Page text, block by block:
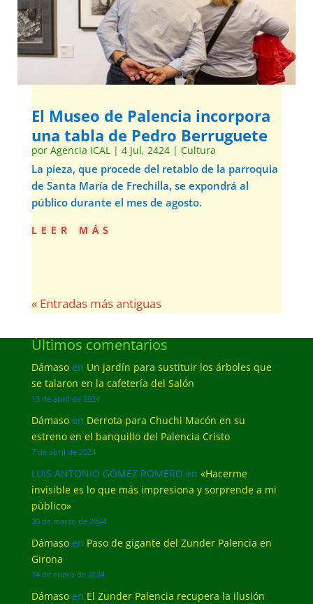
El Museo de Palencia incorpora
una tabla de Pedro Berruguete
por Agencia ICAL| 4 Jul, 2424| Cultura
La pieza, que procede del retablo de la parroquia
de Santa María de Frechilla, se expondrá al
público durante el mes de agosto.
leer más
« Entradas más antiguas
Últimos comentarios
Dámasoen Un jardín para sustituir los árboles que
se talaron en la cafetería del Salón
13 de abril de 2024
Dámasoen Derrota para Chuchi Macón en su
estreno en el banquillo del Palencia Cristo
7 de abril de 2024
LUIS ANTONIO GÓMEZ ROMERO en «Hacerme
invisible es lo que más impresiona y sorprende a mi
público»
20 de marzo de 2024
Dámasoen Paso de gigante del Zunder Palencia en
Girona
14 de enero de 2024
Dámasoen El Zunder Palencia recupera la ilusión